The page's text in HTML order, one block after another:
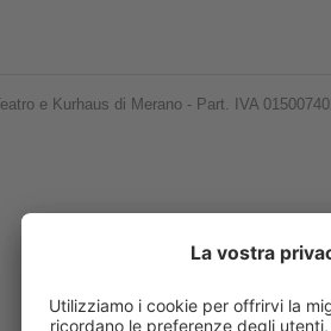
e Kurhaus di Merano - Part. IVA